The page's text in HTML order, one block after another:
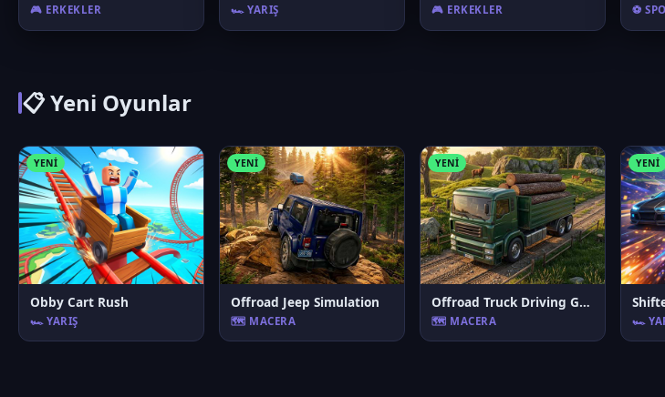
🎮 ERKEKLER 🏎️ YARIŞ 🎮 ERKEKLER ⚽
📋 Yeni Oyunlar
YENI
Obby Cart Rush
🏎️ YARIŞ
YENI
Offroad Jeep Simulation
🗺️ MACERA
YENI
Offroad Truck Driving Game
🗺️ MACERA
YENI
🏎️